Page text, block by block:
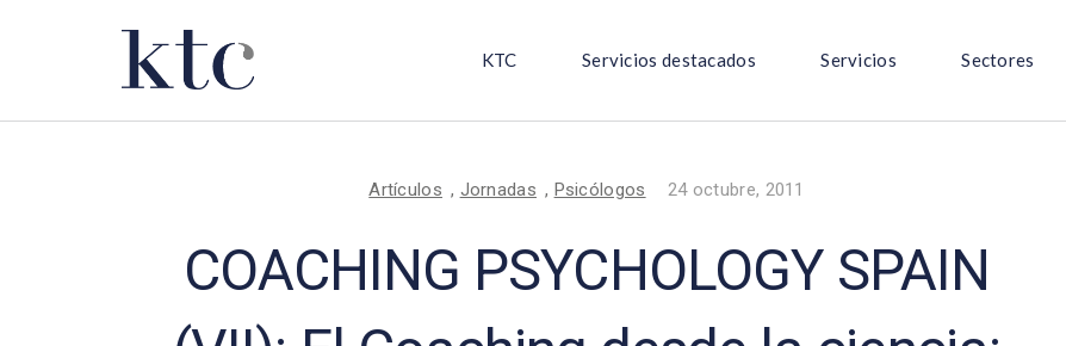
KTC Servicios destacados Servicios Sectores
Artículos , Jornadas , Psicólogos 24 octubre, 2011
COACHING PSYCHOLOGY SPAIN